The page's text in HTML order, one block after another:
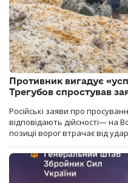
Противник вигадує
Трегубов спростував
Російські заяви про
відповідають дійсності— на
позиції ворог втрачає від